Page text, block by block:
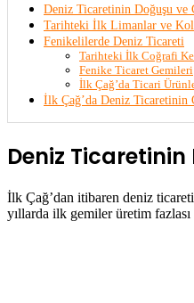
Deniz Ticaretinin Doğuşu ve
Tarihteki İlk Limanlar ve
Fenikelilerde Deniz Ticareti
Tarihteki İlk Coğrafi
Fenike Ticaret Gemileri
İlk Çağ’da Ticari
İlk Çağ’da Deniz Ticaretinin
Deniz Ticaretinin
İlk Çağ’dan itibaren deniz
yıllarda ilk gemiler üretim